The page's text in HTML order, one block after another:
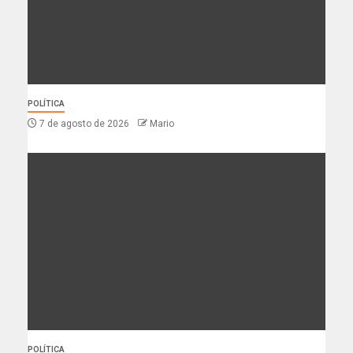
POLÍTICA
7 de agosto de 2026 Mario
POLÍTICA